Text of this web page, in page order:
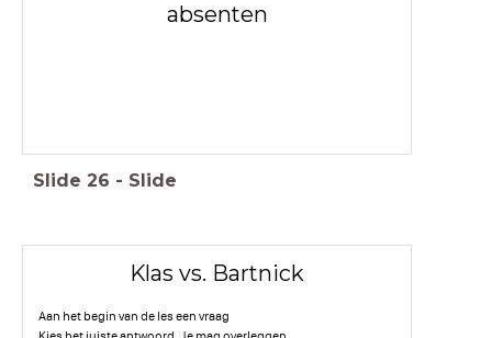
absenten
Slide 26 - Slide
Klas vs. Bartnick
Aan het begin van de les een vraag